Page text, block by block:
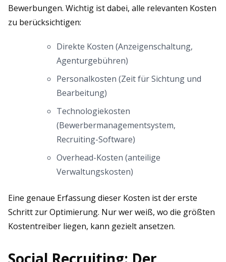
Bewerbungen. Wichtig ist dabei, alle relevanten Kosten
zu berücksichtigen:
Direkte Kosten (Anzeigenschaltung,
Agenturgebühren)
Personalkosten (Zeit für Sichtung und
Bearbeitung)
Technologiekosten
(Bewerbermanagementsystem,
Recruiting-Software)
Overhead-Kosten (anteilige
Verwaltungskosten)
Eine genaue Erfassung dieser Kosten ist der erste
Schritt zur Optimierung. Nur wer weiß, wo die größten
Kostentreiber liegen, kann gezielt ansetzen.